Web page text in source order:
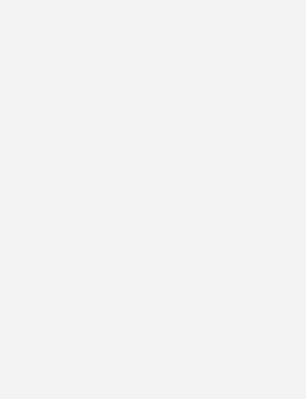
bietet mit dem
Kreditsumme liegt bei 25 Millionen Euro.
der KfW an den Kreditnehmer
als die niedrigen Zinsen ist eine
von 70 %.
zu 100 %, muss aber nur noch für
bei der Hausbank hinterlegen.
zu 250 Mitarbeitern.
förderungsfähige